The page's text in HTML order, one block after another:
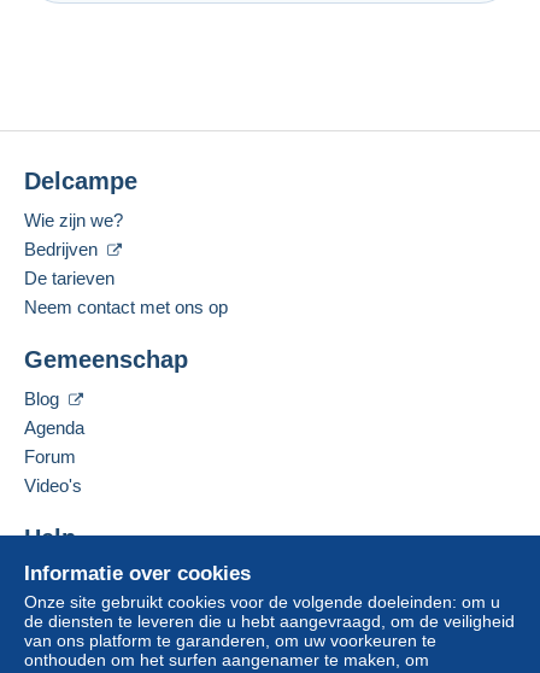
Informatie over cookies
Onze site gebruikt cookies voor de volgende doeleinden: om u
de diensten te leveren die u hebt aangevraagd, om de veiligheid
van ons platform te garanderen, om uw voorkeuren te
onthouden om het surfen aangenamer te maken, om
Delcampe
Wie zijn we?
Bedrijven
De tarieven
Neem contact met ons op
Gemeenschap
Blog
Agenda
Forum
Video's
Help
Hulpcentrum
Kopen op Delcampe
Verkopen op Delcampe
Een beveiligde website